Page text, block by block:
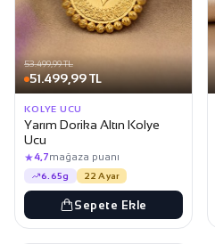
53.499,99 TL
51.499,99 TL
KOLYE UCU
Yarım Dorika Altın Kolye
Ucu
★4,7mağaza puanı
6.65g 22 Ayar
Sepete Ekle